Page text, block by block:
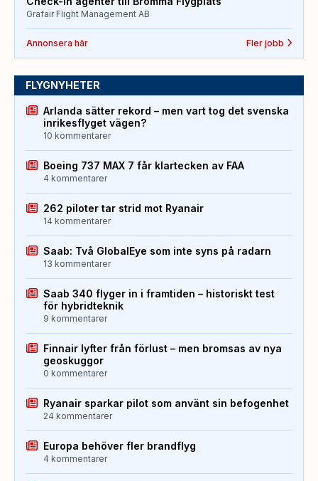
Grafair Flight Management AB
Annonsera här Fler jobb
FLYGNYHETER
Arlanda sätter rekord – men vart tog det svenska
inrikesflyget vägen?
10 kommentarer
Boeing 737 MAX 7 får klartecken av FAA
4 kommentarer
262 piloter tar strid mot Ryanair
14 kommentarer
Saab: Två GlobalEye som inte syns på radarn
13 kommentarer
Saab 340 flyger in i framtiden – historiskt test
för hybridteknik
9 kommentarer
Finnair lyfter från förlust – men bromsas av nya
geoskuggor
0 kommentarer
Ryanair sparkar pilot som använt sin befogenhet
24 kommentarer
Europa behöver fler brandflyg
4 kommentarer